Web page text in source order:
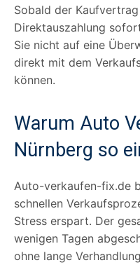
Sobald der
Direktauszahlung
Sie nicht auf eine
direkt mit dem
können.
Warum Auto
Nürnberg so
Auto-verkaufen-fix.de
schnellen
Stress erspart. Der
wenigen Tagen
ohne lange